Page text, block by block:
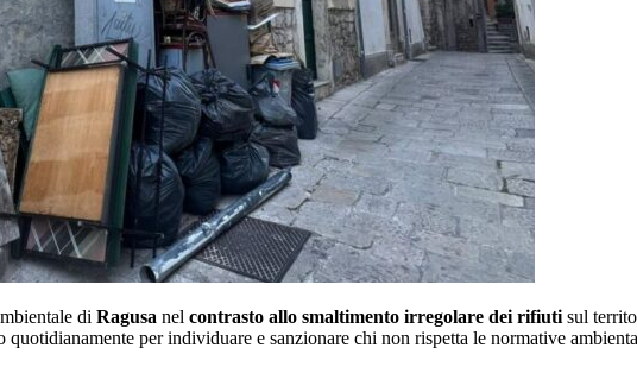
di Ragusa nel contrasto allo smaltimento irregolare dei rifiuti sul
quotidianamente per individuare e sanzionare chi non rispetta le normative